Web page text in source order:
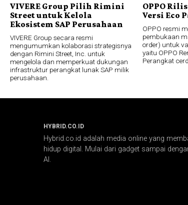
VIVERE Group Pilih Rimini
Street untuk Kelola
Ekosistem SAP Perusahaan
VIVERE Group secara resmi
mengumumkan kolaborasi strategisnya
dengan Rimini Street, Inc. untuk
mengelola dan memperkuat dukungan
infrastruktur perangkat lunak SAP milik
perusahaan.
OPPO Rilis
Versi Eco
OPPO resmi
pembukaan
order) untuk
yaitu OPPO
Perangkat
HYBRID.CO.ID
Hybrid.co.id adalah media online yang
hidup digital. Mulai dari gadget sampai
AI.